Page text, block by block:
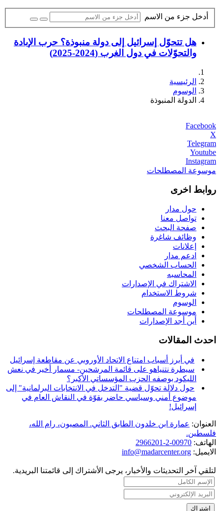
أدخل جزء من الاسم
هل تتحوّل إسرائيل إلى دولة منبوذة؟ حرب الإبادة
والتحوّلات في دول الغرب (2024-2025)
الرئيسية
الوسوم
الدولة المنبوذة
Facebook
X
Telegram
Youtube
Instagram
موسوعة المصطلحات
روابط اخرى
حول مدار
تواصل معنا
صفحة البحث
وظائف شاغرة
إعلانات
ادعم مدار
الحساب الشخصي
المحاسبه
الاشتراك في الإصدارات
شروط الاستخدام
الوسوم
موسوعة المصطلحات
أين أجد الإصدارات
احدث المقالات
في أبرز أسباب امتناع الاتحاد الأوروبي عن مقاطعة إسرائيل
سيطرة نتنياهو على قائمة المرشحين- مسمار أخير في نعش
الليكود بوصفه الحزب المؤسساتي الأكبر؟
حول دلالة تحوّل قضية "التدخل في الانتخابات البرلمانية" إلى
موضوع أمني وسياسي حاضر بقوّة في النقاش العام في
إسرائيل!
العنوان: عمارة ابن خلدون الطابق الثاني. المصيون، رام الله،
فلسطين.
الهاتف: 00970-2-2966201
الايميل: info@madarcenter.org
لتلقي آخر التحديثات والأخبار، يرجى الأشتراك إلى قائمتنا البريدية.